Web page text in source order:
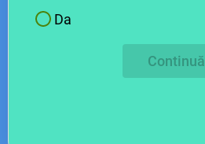
Da
Continuă